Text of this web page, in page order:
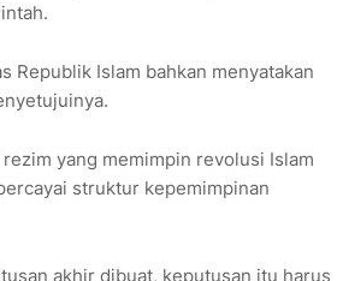
Republik Islam bahkan menyatakan
yang memimpin revolusi Islam
struktur kepemimpinan
akhir dibuat, keputusan itu harus